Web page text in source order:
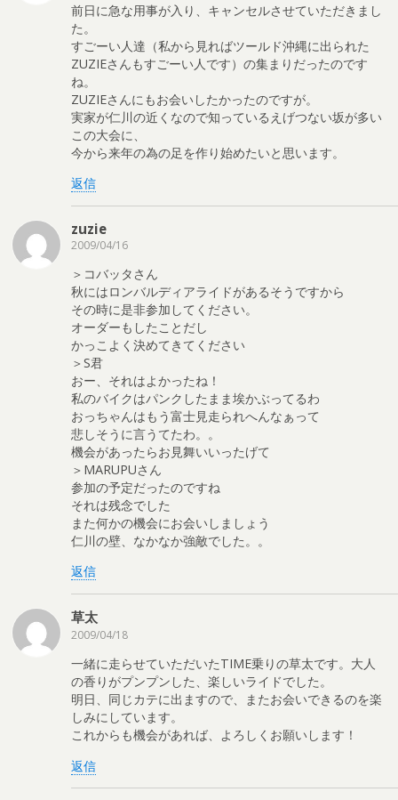
前日に急な用事が入り、キャンセルさせていただきまし
た。
すごーい人達（私から見ればツールド沖縄に出られた
ZUZIEさんもすごーい人です）の集まりだったのです
ね。
ZUZIEさんにもお会いしたかったのですが。
実家が仁川の近くなので知っているえげつない坂が多い
この大会に、
今から来年の為の足を作り始めたいと思います。
返信
zuzie
2009/04/16
＞コバッタさん
秋にはロンバルディアライドがあるそうですから
その時に是非参加してください。
オーダーもしたことだし
かっこよく決めてきてください
＞S君
おー、それはよかったね！
私のバイクはパンクしたまま埃かぶってるわ
おっちゃんはもう富士見走られへんなぁって
悲しそうに言うてたわ。。
機会があったらお見舞いいったげて
＞MARUPUさん
参加の予定だったのですね
それは残念でした
また何かの機会にお会いしましょう
仁川の壁、なかなか強敵でした。。
返信
草太
2009/04/18
一緒に走らせていただいたTIME乗りの草太です。大人
の香りがプンプンした、楽しいライドでした。
明日、同じカテに出ますので、またお会いできるのを楽
しみにしています。
これからも機会があれば、よろしくお願いします！
返信